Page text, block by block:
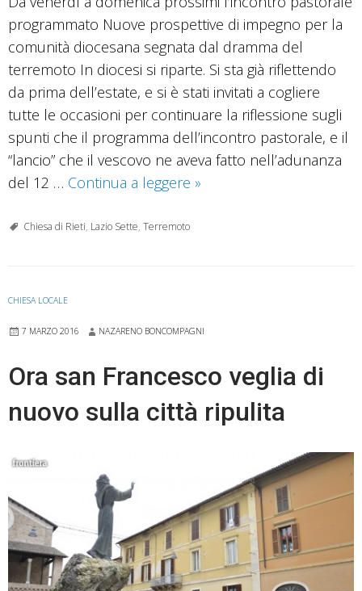
programmato Nuove prospettive di impegno per la
comunità diocesana segnata dal dramma del
terremoto In diocesi si riparte. Si sta già riflettendo
da prima dell’estate, e si è stati invitati a cogliere
tutte le occasioni per continuare la riflessione sugli
spunti che il programma dell’incontro pastorale, e il
“lancio” che il vescovo ne aveva fatto nell’adunanza
del 12 … Continua a leggere Pronti
ferita
»
Chiesa di Rieti, Lazio Sette, Terremoto
CHIESA LOCALE
7 MARZO 2016 NAZARENO BONCOMPAGNI
Ora san Francesco veglia di
nuovo sulla città ripulita